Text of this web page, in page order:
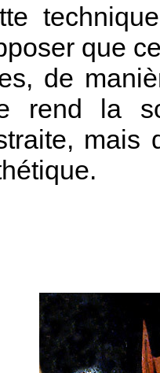
que
de
rend la
mais